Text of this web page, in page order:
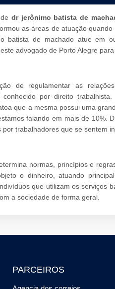
dr jerônimo batista de
as áreas de atuação
batista de machado atue em
advogado de Porto Alegre
de regulamentar as
por direito
que a mesma possui uma
falando em mais de 10%.
trabalhadores que se sentem
normas, princípios e
o dinheiro, atuando
que utilizam os serviços
a sociedade de forma geral.
PARCEIROS